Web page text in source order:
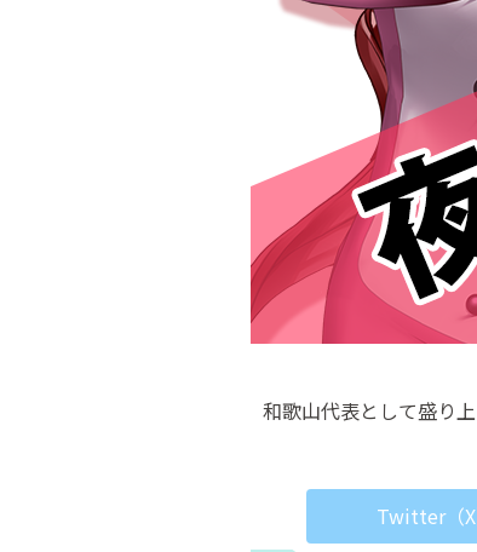
和歌山代表として盛り
Twitter（X